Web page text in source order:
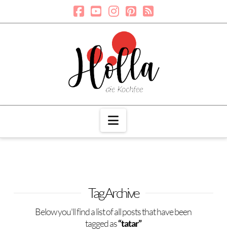
Navigation
Tag Archive
Below you'll find a list of all posts that have been
tagged as“tatar”